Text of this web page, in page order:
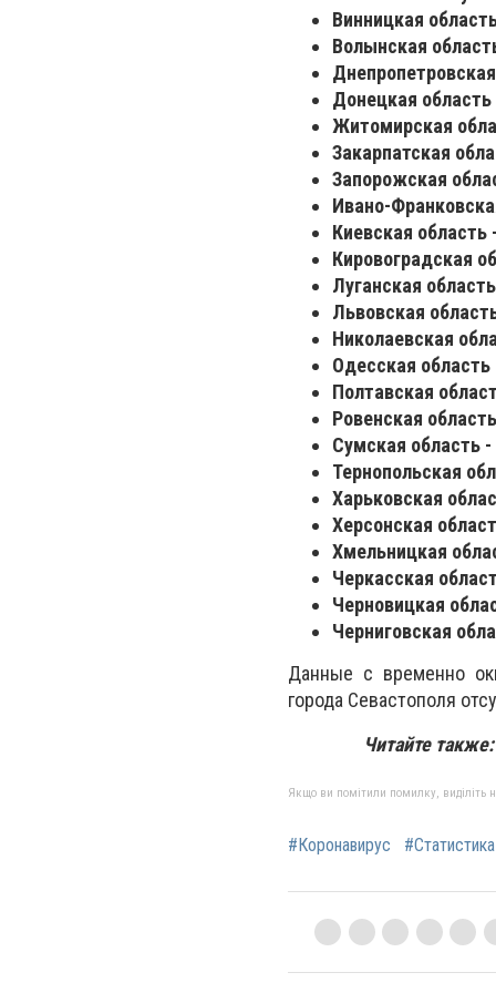
Винницкая
Волынская
Донецкая область
Житомирская
Закарпатская
Запорожская
Ивано-
Киевская область
Кировоградская
Луганская
Львовская
Николаевская
Одесская область
Полтавская
Ровенская
Сумская область -
Тернопольская
Харьковская
Херсонская
Хмельницкая
Черкасская
Черновицкая
Черниговская
Данные с временно
города Севастополя
Читайте
Якщо ви помітили помилку, виділіть
#Коронавирус